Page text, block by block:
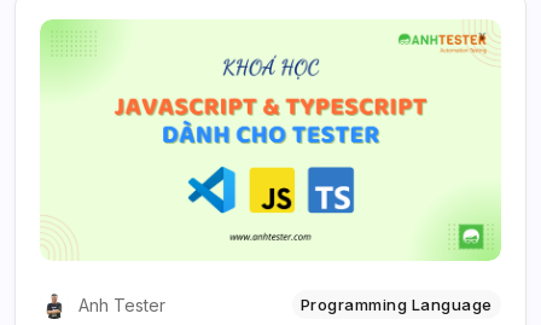
Anh Tester Programming Language